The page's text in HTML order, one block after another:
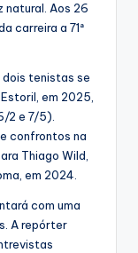
Aos 26
carreira a 71ª
tenistas se
em 2025,
2 e 7/5).
confrontos na
Thiago Wild,
em 2024.
com uma
A repórter